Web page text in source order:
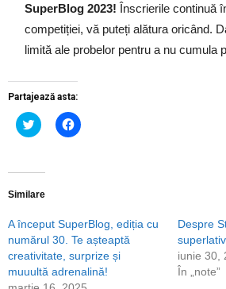
SuperBlog 2023! Înscrierile continuă
competiției, vă puteți alătura oricând.
limită ale probelor pentru a nu cumula
Partajează asta:
Dă
clic
pe
deschide
fereastră
nouă)
Dă
clic
fereastră
nouă)
Similare
A început SuperBlog, ediția cu
numărul 30. Te așteaptă
creativitate, surprize și
muuultă adrenalină!
Despre
superlativ
iunie 30,
În „note”